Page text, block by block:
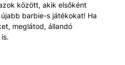
között, akik elsőként
barbie-s játékokat! Ha
meglátod, állandó